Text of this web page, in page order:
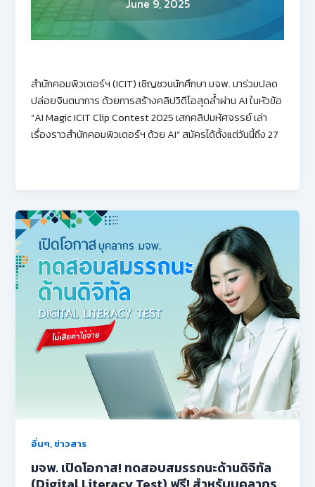
สำนักคอมพิวเตอร์ฯ (ICIT) เชิญชวนนักศึกษา มจพ. มาร่วมปลด
ปล่อยจินตนาการ ด้วยการสร้างคลิปวิดีโอสุดล้ำผ่าน AI ในหัวข้อ
“AI Magic ICIT Clip Contest 2025 เสกคลิปมหัศจรรย์ เล่า
เรื่องราวสำนักคอมพิวเตอร์ฯ ด้วย AI” สมัครได้ตั้งแต่วันนี้ถึง 27
อื่นๆ, ข่าวสาร
มจพ. เปิดโอกาส! ทดสอบสมรรถนะด้านดิจิทัล